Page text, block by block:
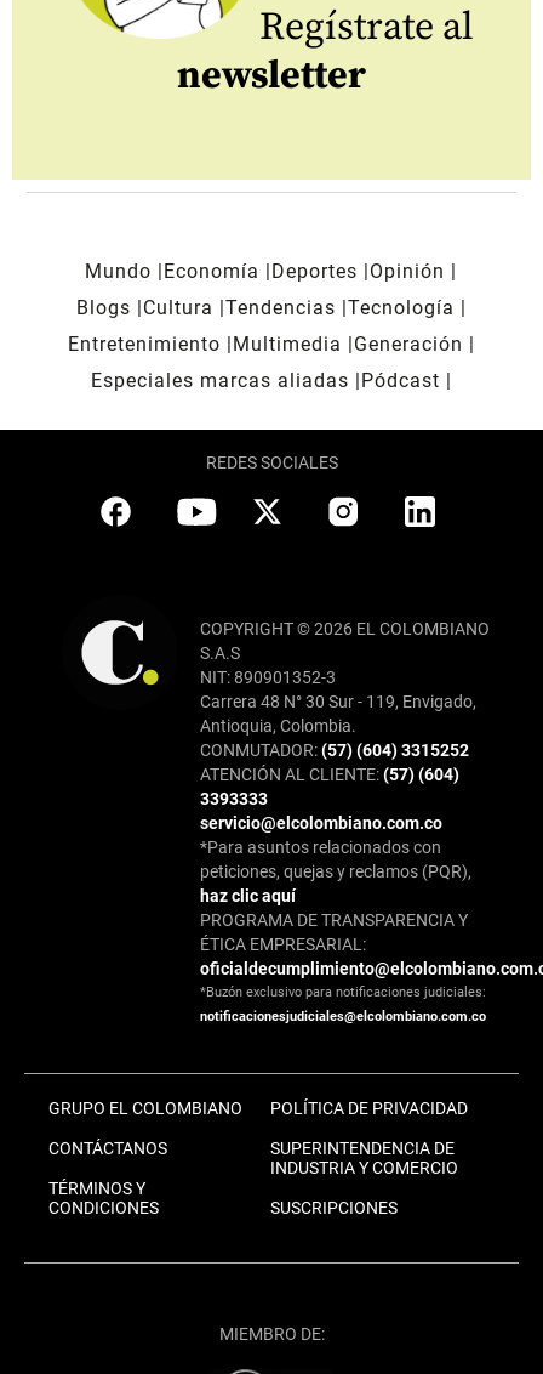
Regístrate al
newsletter
Mundo Economía Deportes
Opinión
Blogs
Cultura Tendencias Tecnología
Entretenimiento
Multimedia
Generación
Especiales marcas aliadas
Pódcast
REDES SOCIALES
COPYRIGHT © 2026 EL COLOMBIANO
S.A.S
NIT: 890901352-3
Carrera 48 N° 30 Sur - 119, Envigado,
Antioquia, Colombia.
CONMUTADOR:(57) (604) 3315252
ATENCIÓN AL CLIENTE:(57) (604)
3393333
servicio@elcolombiano.com.co
*Para asuntos relacionados con
peticiones, quejas y reclamos (PQR),
haz clic aquí
PROGRAMA DE TRANSPARENCIA Y
ÉTICA EMPRESARIAL:
*Buzón exclusivo para notificaciones judiciales:
notificacionesjudiciales@elcolombiano.com.co
GRUPO EL COLOMBIANO
CONTÁCTANOS
TÉRMINOS Y
CONDICIONES
POLÍTICA DE PRIVACIDAD
SUPERINTENDENCIA DE
INDUSTRIA Y COMERCIO
SUSCRIPCIONES
MIEMBRO DE: